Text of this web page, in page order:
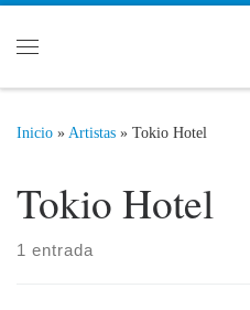
Inicio »Artistas » Tokio Hotel
Tokio Hotel
1 entrada